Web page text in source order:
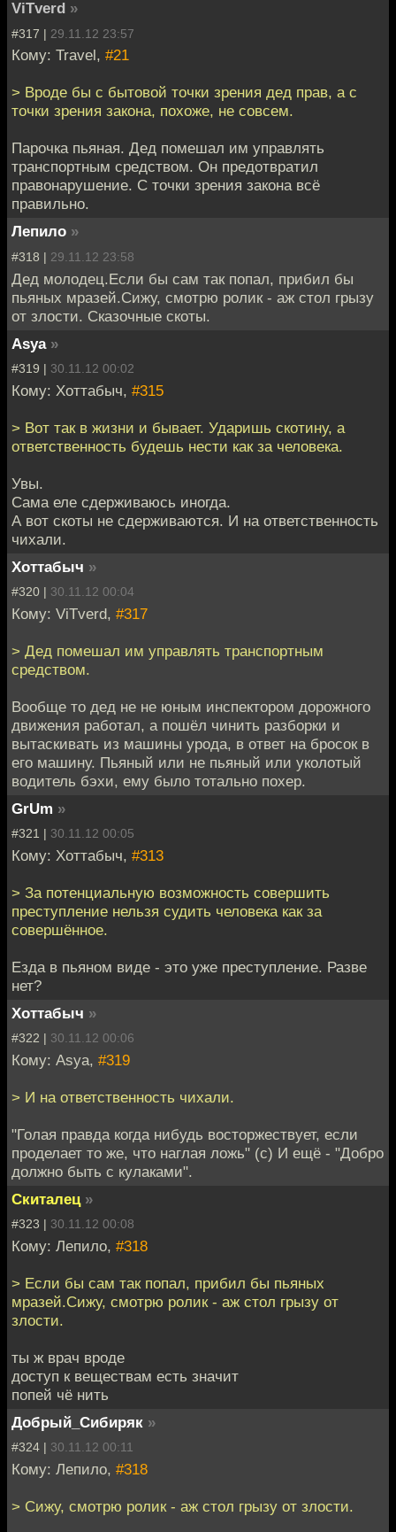
ViTverd »
#317 | 29.11.12 23:57
Кому: Travel, #21
> Вроде бы с бытовой точки зрения дед прав, а с
точки зрения закона, похоже, не совсем.
Парочка пьяная. Дед помешал им управлять
транспортным средством. Он предотвратил
правонарушение. С точки зрения закона всё
правильно.
Лепило »
#318 | 29.11.12 23:58
Дед молодец.Если бы сам так попал, прибил бы
пьяных мразей.Сижу, смотрю ролик - аж стол грызу
от злости. Сказочные скоты.
Asya »
#319 | 30.11.12 00:02
Кому: Хоттабыч, #315
> Вот так в жизни и бывает. Ударишь скотину, а
ответственность будешь нести как за человека.
Увы.
Сама еле сдерживаюсь иногда.
А вот скоты не сдерживаются. И на ответственность
чихали.
Хоттабыч »
#320 | 30.11.12 00:04
Кому: ViTverd, #317
> Дед помешал им управлять транспортным
средством.
Вообще то дед не не юным инспектором дорожного
движения работал, а пошёл чинить разборки и
вытаскивать из машины урода, в ответ на бросок в
его машину. Пьяный или не пьяный или уколотый
водитель бэхи, ему было тотально похер.
GrUm »
#321 | 30.11.12 00:05
Кому: Хоттабыч, #313
> За потенциальную возможность совершить
преступление нельзя судить человека как за
совершённое.
Езда в пьяном виде - это уже преступление. Разве
нет?
Хоттабыч »
#322 | 30.11.12 00:06
Кому: Asya, #319
> И на ответственность чихали.
"Голая правда когда нибудь восторжествует, если
проделает то же, что наглая ложь" (с) И ещё - "Добро
должно быть с кулаками".
Скиталец »
#323 | 30.11.12 00:08
Кому: Лепило, #318
> Если бы сам так попал, прибил бы пьяных
мразей.Сижу, смотрю ролик - аж стол грызу от
злости.
ты ж врач вроде
доступ к веществам есть значит
попей чё нить
Добрый_Сибиряк »
#324 | 30.11.12 00:11
Кому: Лепило, #318
> Сижу, смотрю ролик - аж стол грызу от злости.